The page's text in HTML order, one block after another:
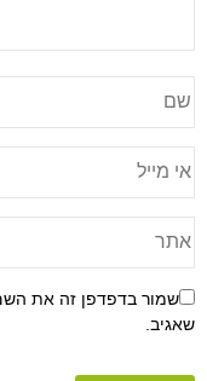
שמור בדפדפן זה את
שאגיב.